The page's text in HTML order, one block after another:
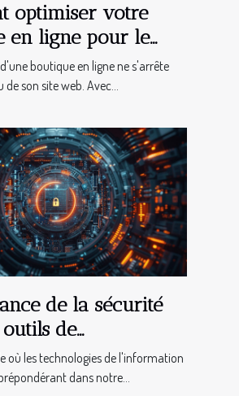
optimiser votre
en ligne pour le
avec les cartes
boutique en ligne ne s'arrête
son site web. Avec...
de la sécurité
de
automatisés
où les technologies de l'information
dans notre...